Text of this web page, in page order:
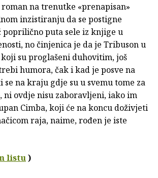
na trenutke «prenapisan»
inzistiranju da se postigne
puta sele iz knjige u
no činjenica je da je Tribuson u
su proglašeni duhovitim, još
humora, čak i kad je posve na
na kraju gdje su u svemu tome za
ni ovdje nisu zaboravljeni, iako im
Cimba, koji će na koncu doživjeti
raja, naime, rođen je iste
listu)